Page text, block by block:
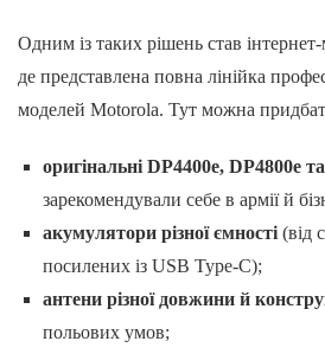
Одним із таких рішень став
де представлена повна лінійка
моделей Motorola. Тут можна
оригінальні DP4400e, DP4800e
зарекомендували себе в армії й
акумулятори різної ємності(від
посилених із USB Type-C);
антени різної довжини й
польових умов;